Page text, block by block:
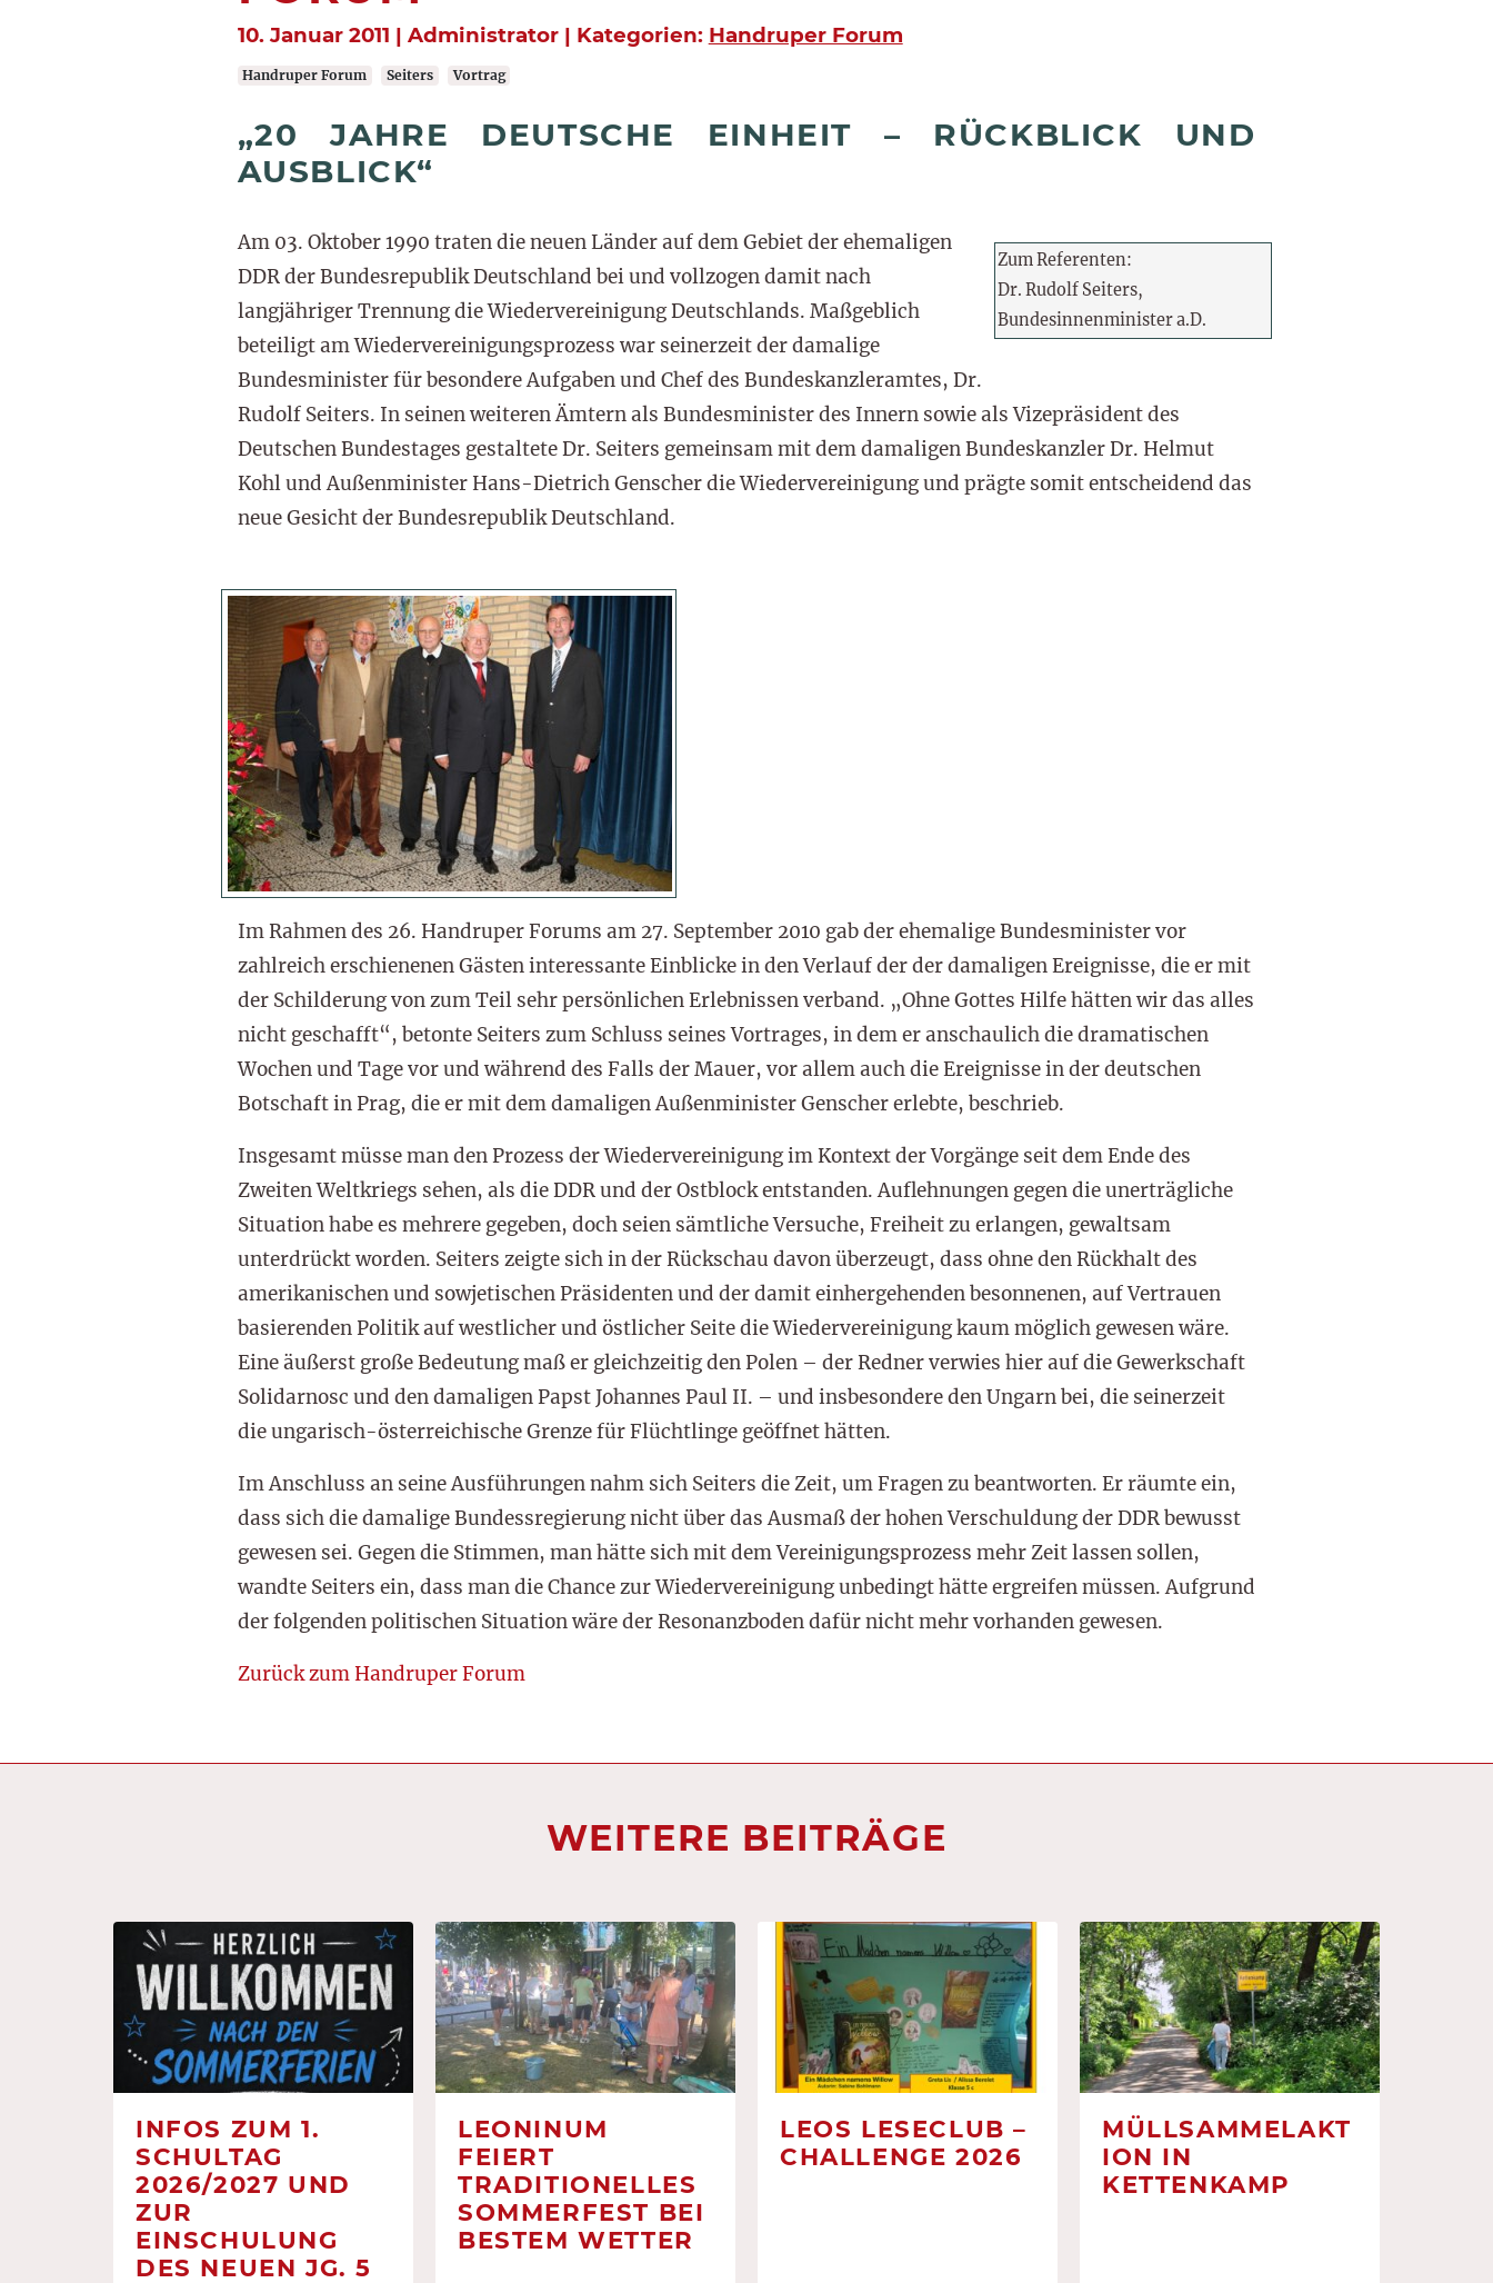
10. Januar 2011 | Administrator | Kategorien: Handruper Forum
Handruper Forum Seiters Vortrag
„20 JAHRE DEUTSCHE EINHEIT – RÜCKBLICK UND
AUSBLICK“
Zum Referenten:
Dr. Rudolf Seiters,
Bundesinnenminister a.D.
Am 03. Oktober 1990 traten die neuen Länder auf dem Gebiet der ehemaligen
DDR der Bundesrepublik Deutschland bei und vollzogen damit nach
langjähriger Trennung die Wiedervereinigung Deutschlands. Maßgeblich
beteiligt am Wiedervereinigungsprozess war seinerzeit der damalige
Bundesminister für besondere Aufgaben und Chef des Bundeskanzleramtes, Dr.
Rudolf Seiters. In seinen weiteren Ämtern als Bundesminister des Innern sowie als Vizepräsident des
Deutschen Bundestages gestaltete Dr. Seiters gemeinsam mit dem damaligen Bundeskanzler Dr. Helmut
Kohl und Außenminister Hans-Dietrich Genscher die Wiedervereinigung und prägte somit entscheidend das
neue Gesicht der Bundesrepublik Deutschland.
Im Rahmen des 26. Handruper Forums am 27. September 2010 gab der ehemalige Bundesminister vor
zahlreich erschienenen Gästen interessante Einblicke in den Verlauf der der damaligen Ereignisse, die er mit
der Schilderung von zum Teil sehr persönlichen Erlebnissen verband. „Ohne Gottes Hilfe hätten wir das alles
nicht geschafft“, betonte Seiters zum Schluss seines Vortrages, in dem er anschaulich die dramatischen
Wochen und Tage vor und während des Falls der Mauer, vor allem auch die Ereignisse in der deutschen
Botschaft in Prag, die er mit dem damaligen Außenminister Genscher erlebte, beschrieb.
Insgesamt müsse man den Prozess der Wiedervereinigung im Kontext der Vorgänge seit dem Ende des
Zweiten Weltkriegs sehen, als die DDR und der Ostblock entstanden. Auflehnungen gegen die unerträgliche
Situation habe es mehrere gegeben, doch seien sämtliche Versuche, Freiheit zu erlangen, gewaltsam
unterdrückt worden. Seiters zeigte sich in der Rückschau davon überzeugt, dass ohne den Rückhalt des
amerikanischen und sowjetischen Präsidenten und der damit einhergehenden besonnenen, auf Vertrauen
basierenden Politik auf westlicher und östlicher Seite die Wiedervereinigung kaum möglich gewesen wäre.
Eine äußerst große Bedeutung maß er gleichzeitig den Polen – der Redner verwies hier auf die Gewerkschaft
Solidarnosc und den damaligen Papst Johannes Paul II. – und insbesondere den Ungarn bei, die seinerzeit
die ungarisch-österreichische Grenze für Flüchtlinge geöffnet hätten.
Im Anschluss an seine Ausführungen nahm sich Seiters die Zeit, um Fragen zu beantworten. Er räumte ein,
dass sich die damalige Bundessregierung nicht über das Ausmaß der hohen Verschuldung der DDR bewusst
gewesen sei. Gegen die Stimmen, man hätte sich mit dem Vereinigungsprozess mehr Zeit lassen sollen,
wandte Seiters ein, dass man die Chance zur Wiedervereinigung unbedingt hätte ergreifen müssen. Aufgrund
der folgenden politischen Situation wäre der Resonanzboden dafür nicht mehr vorhanden gewesen.
Zurück zum Handruper Forum
WEITERE BEITRÄGE
INFOS ZUM 1.
SCHULTAG
2026/2027 UND
ZUR
EINSCHULUNG
DES NEUEN JG. 5
LEONINUM
FEIERT
TRADITIONELLES
SOMMERFEST BEI
BESTEM WETTER
LEOS LESECLUB –
CHALLENGE 2026
MÜLLSAMMELAKT
ION IN
KETTENKAMP